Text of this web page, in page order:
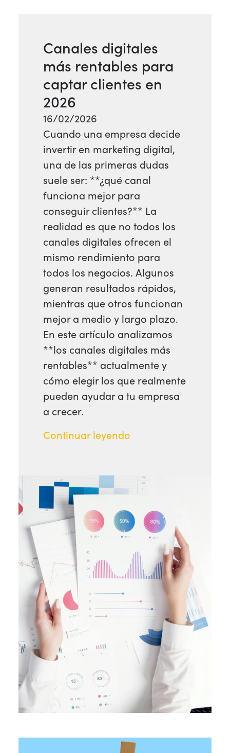
Canales digitales
más rentables para
captar clientes en
2026
16/02/2026
Cuando una empresa decide
invertir en marketing digital,
una de las primeras dudas
suele ser: **¿qué canal
funciona mejor para
conseguir clientes?** La
realidad es que no todos los
canales digitales ofrecen el
mismo rendimiento para
todos los negocios. Algunos
generan resultados rápidos,
mientras que otros funcionan
mejor a medio y largo plazo.
En este artículo analizamos
**los canales digitales más
rentables** actualmente y
cómo elegir los que realmente
pueden ayudar a tu empresa
a crecer.
Continuar leyendo